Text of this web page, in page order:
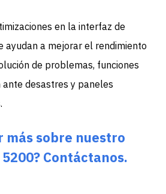
en la interfaz de
ayudan a mejorar el rendimiento
de problemas, funciones
ante desastres y paneles
más sobre nuestro
Contáctanos.